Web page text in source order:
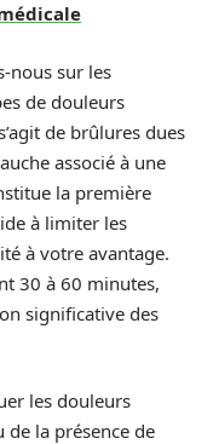
nous sur les
de douleurs
de brûlures dues
associé à une
la première
à limiter les
à votre avantage.
30 à 60 minutes,
significative des
les douleurs
de la présence de